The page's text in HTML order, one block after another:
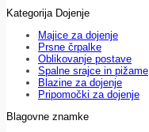
Kategorija Dojenje
Majice za dojenje
Prsne črpalke
Oblikovanje postave
Spalne srajce in pižame
Blazine za dojenje
Pripomočki za dojenje
Blagovne znamke